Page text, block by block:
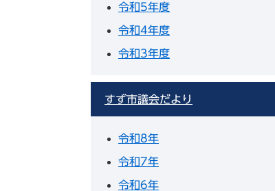
令和5年度
令和4年度
令和3年度
すず市議会だより
令和8年
令和7年
令和6年